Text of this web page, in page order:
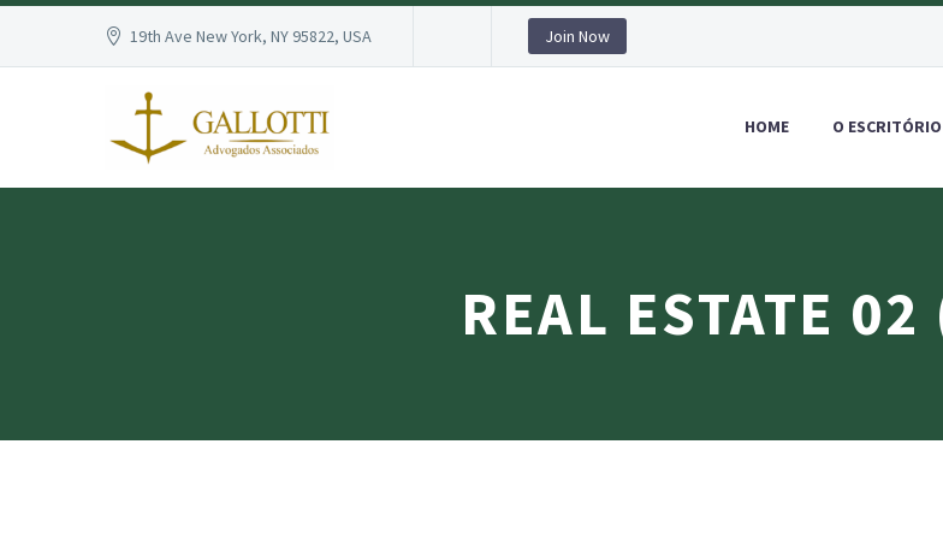
19th Ave New York, NY 95822, USA Join Now
HOME O ESCRITÓRIO
REAL ESTATE